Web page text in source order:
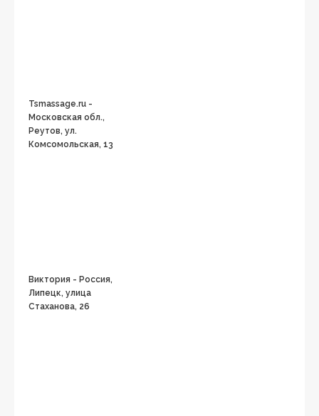
Tsmassage.ru -
Московская обл.,
Реутов, ул.
Комсомольская, 13
Виктория - Россия,
Липецк, улица
Стаханова, 26